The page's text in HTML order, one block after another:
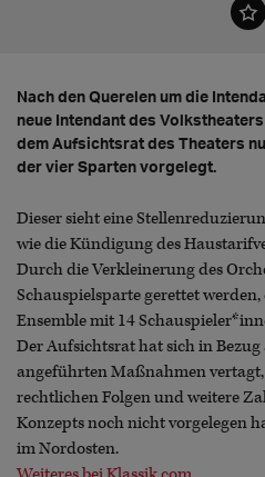
Nach den Querelen um die
neue Intendant des
dem Aufsichtsrat des Theaters
der vier Sparten vorgelegt.
Dieser sieht eine
wie die Kündigung des
Durch die Verkleinerung des
Schauspielsparte gerettet
Ensemble mit 14
Der Aufsichtsrat hat sich in
angeführten Maßnahmen
rechtlichen Folgen und weitere
Konzepts noch nicht vorgelegen
im Nordosten.